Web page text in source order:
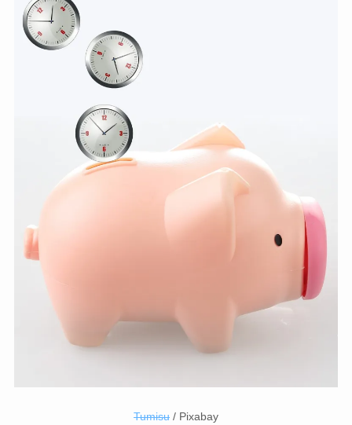
Tumisu / Pixabay